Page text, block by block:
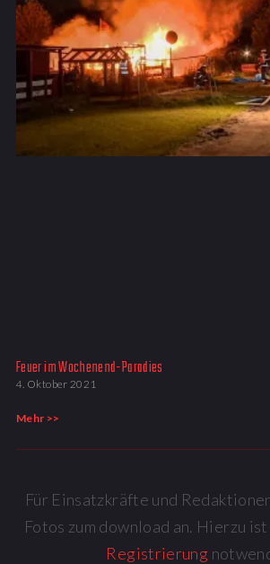
Feuer im Wochenend-Paradies
4. Oktober 2021
Mehr >>
Für Einsatzkräfte und
Fotos zum download an. Hierzu
Registrierung